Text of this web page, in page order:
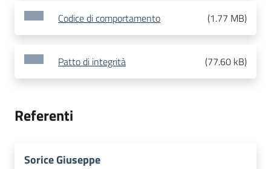
Codice di comportamento (1.77 MB)
Patto di integrità (77.60 kB)
Referenti
Sorice Giuseppe